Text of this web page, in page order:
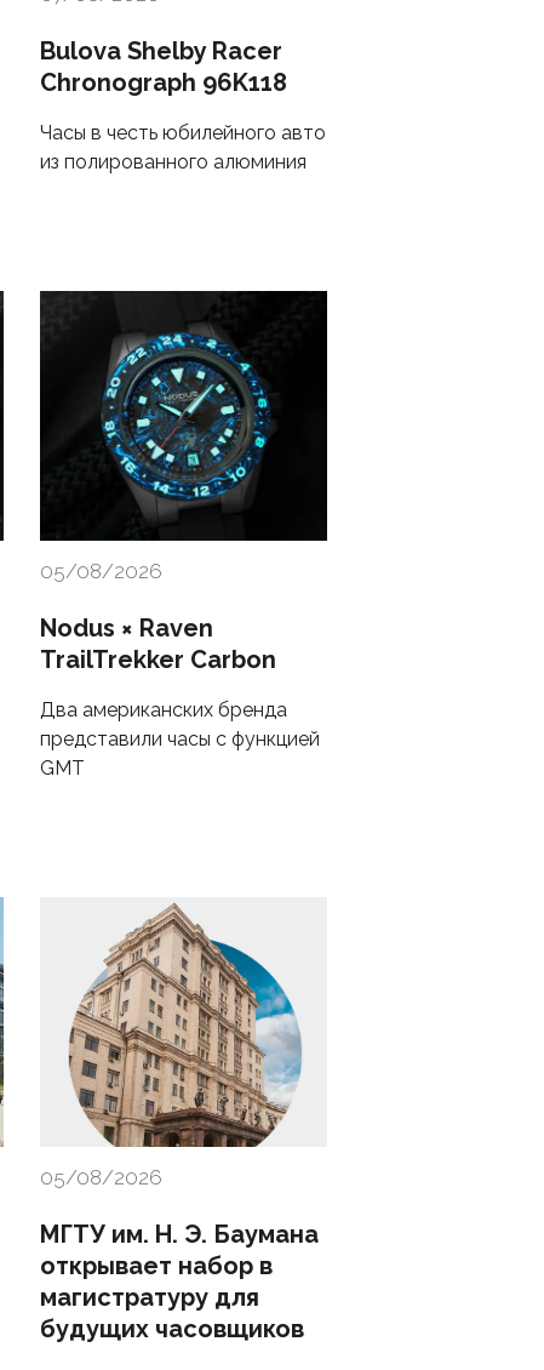
Bulova Shelby Racer
Chronograph 96K118
Часы в честь юбилейного авто
из полированного алюминия
05/08/2026
Nodus × Raven
TrailTrekker Carbon
Два американских бренда
представили часы с функцией
GMT
05/08/2026
МГТУ им. Н. Э. Баумана
открывает набор в
магистратуру для
будущих часовщиков